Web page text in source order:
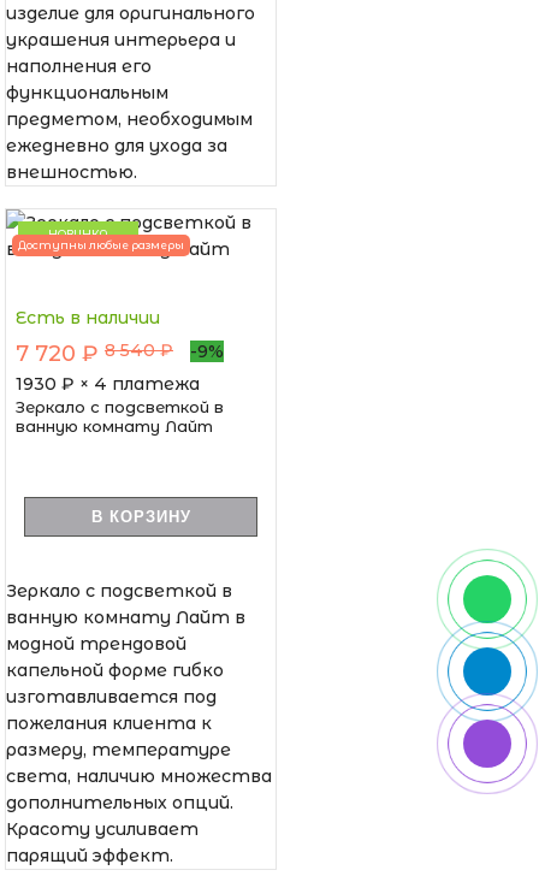
изделие для оригинального
украшения интерьера и
наполнения его
функциональным
предметом, необходимым
ежедневно для ухода за
внешностью.
НОВИНКА
Доступны любые размеры
Есть в наличии
7 720 ₽ 8 540 ₽
-9%
1930 ₽ × 4 платежа
Зеркало с подсветкой в
ванную комнату Лайт
В КОРЗИНУ
Зеркало с подсветкой в
ванную комнату Лайт в
модной трендовой
капельной форме гибко
изготавливается под
пожелания клиента к
размеру, температуре
света, наличию множества
дополнительных опций.
Красоту усиливает
парящий эффект.